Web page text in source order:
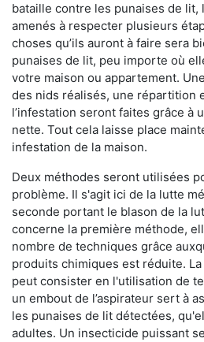
bataille contre les punaises de
amenés à respecter plusieurs
choses qu’ils auront à faire sera
punaises de lit, peu importe où
votre maison ou appartement.
des nids réalisés, une répartition
l’infestation seront faites grâce à
nette. Tout cela laisse place
infestation de la maison.
Deux méthodes seront utilisées
problème. Il s'agit ici de la lutte
seconde portant le blason de la
concerne la première méthode,
nombre de techniques grâce
produits chimiques est réduite.
peut consister en l'utilisation de
un embout de l’aspirateur sert à
les punaises de lit détectées,
adultes. Un insecticide puissant